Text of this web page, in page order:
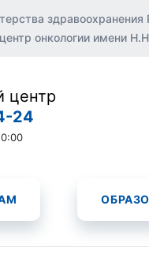
здравоохранения
онкологии имени
центр
24